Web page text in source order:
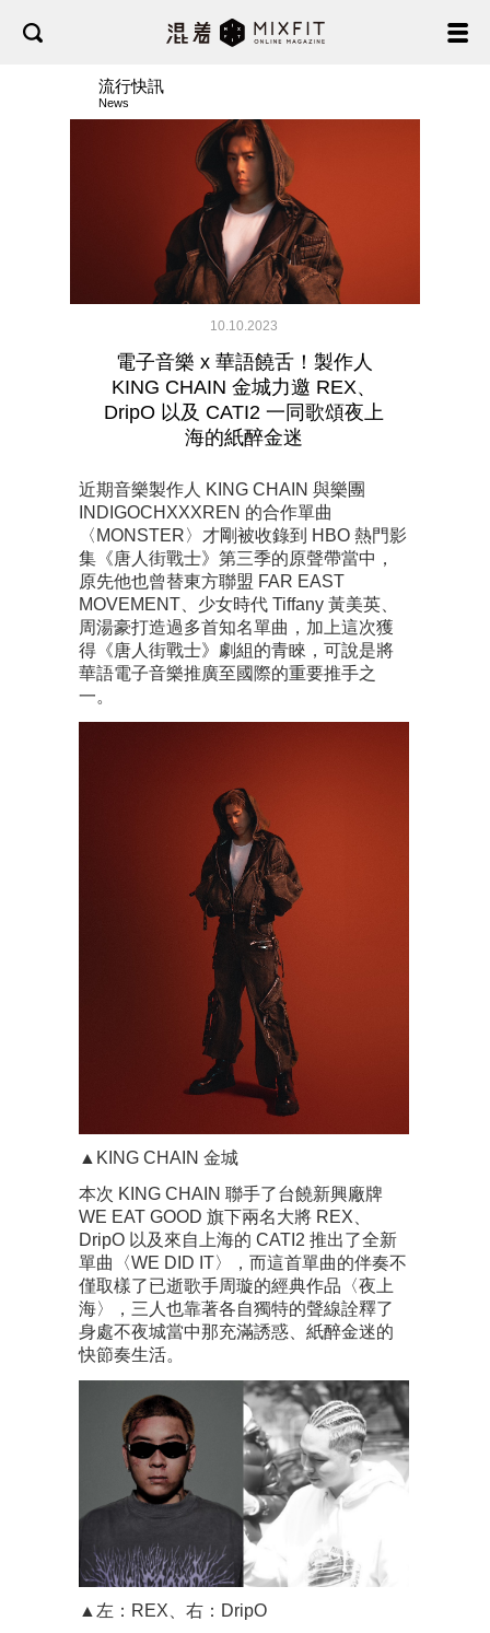
流行快訊
News
10.10.2023
電子音樂 x 華語饒舌！製作人
KING CHAIN 金城力邀 REX、
DripO 以及 CATI2 一同歌頌夜上
海的紙醉金迷
近期音樂製作人 KING CHAIN 與樂團
INDIGOCHXXXREN 的合作單曲
〈MONSTER〉才剛被收錄到 HBO 熱門影
集《唐人街戰士》第三季的原聲帶當中，
原先他也曾替東方聯盟 FAR EAST
MOVEMENT、少女時代 Tiffany 黃美英、
周湯豪打造過多首知名單曲，加上這次獲
得《唐人街戰士》劇組的青睞，可說是將
華語電子音樂推廣至國際的重要推手之
一。
▲KING CHAIN 金城
本次 KING CHAIN 聯手了台饒新興廠牌
WE EAT GOOD 旗下兩名大將 REX、
DripO 以及來自上海的 CATI2 推出了全新
單曲〈WE DID IT〉，而這首單曲的伴奏不
僅取樣了已逝歌手周璇的經典作品〈夜上
海〉，三人也靠著各自獨特的聲線詮釋了
身處不夜城當中那充滿誘惑、紙醉金迷的
快節奏生活。
▲左：REX、右：DripO